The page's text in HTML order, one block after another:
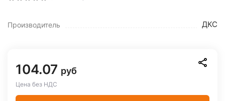
Производитель ДКС
104.07 руб
Цена без НДС